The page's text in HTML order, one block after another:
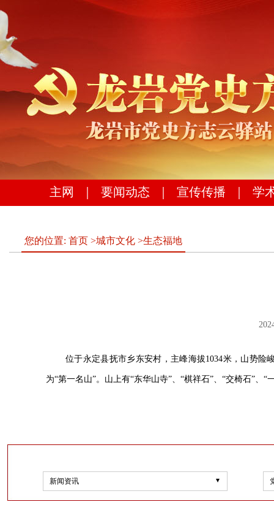
主网 要闻动态 宣传传播 学
您的位置: 首页 >城市文化 >生态福地
位于永定县抚市乡东安村，主峰海拔1034米，山势
为“第一名山”。山上有“东华山寺”、“棋祥石”、“交椅石”、
新闻资讯